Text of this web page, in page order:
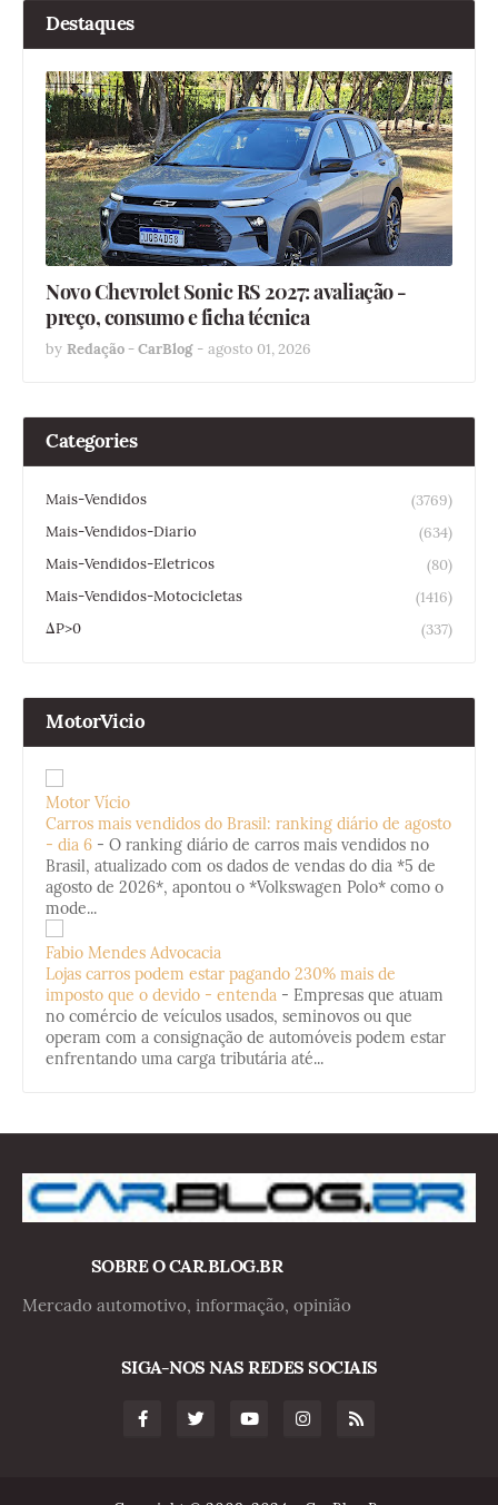
Destaques
Novo Chevrolet Sonic RS 2027: avaliação -
preço, consumo e ficha técnica
by Redação - CarBlog - agosto 01, 2026
Categories
Mais-Vendidos
(3769)
Mais-Vendidos-Diario
(634)
Mais-Vendidos-Eletricos
(80)
Mais-Vendidos-Motocicletas
(1416)
ΔP>0
(337)
MotorVicio
Motor Vício
Carros mais vendidos do Brasil: ranking diário de agosto
- dia 6 - O ranking diário de carros mais vendidos no
Brasil, atualizado com os dados de vendas do dia *5 de
agosto de 2026*, apontou o *Volkswagen Polo* como o
mode...
Fabio Mendes Advocacia
Lojas carros podem estar pagando 230% mais de
imposto que o devido - entenda - Empresas que atuam
no comércio de veículos usados, seminovos ou que
operam com a consignação de automóveis podem estar
enfrentando uma carga tributária até...
SOBRE O CAR.BLOG.BR
Mercado automotivo, informação, opinião
SIGA-NOS NAS REDES SOCIAIS